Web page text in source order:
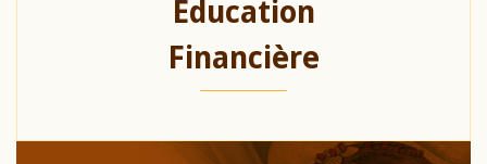
Education
Financière